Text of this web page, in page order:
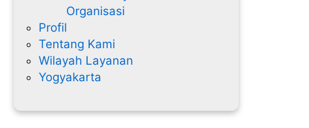
Organisasi
Profil
Tentang Kami
Wilayah Layanan
Yogyakarta